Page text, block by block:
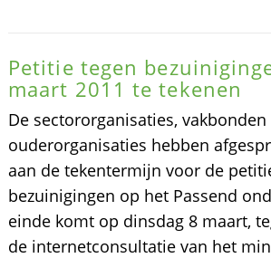
Petitie tegen
maart 2011 te tekenen
De sectororganisaties, vakbonden
ouderorganisaties hebben
aan de tekentermijn voor de
bezuinigingen op het Passend
einde komt op dinsdag 8 maart,
de internetconsultatie van het